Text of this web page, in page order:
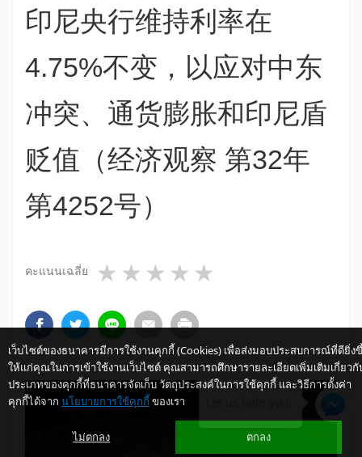
印尼央行维持利率在
4.75%不变，以应对中东
冲突、通货膨胀和印尼盾
贬值（经济观察 第32年
第4252号）
คะแนนเฉลี่ย 4 stars
3 stars
2 stars
1 star
เว็บไซต์ของธนาคารมีการใช้งานคุกกี้ (Cookies) เพื่อส่งมอบประสบการณ์ที่ดียิ่ง
ให้แก่คุณในการเข้าใช้งานเว็บไซต์ คุณสามารถศึกษารายละเอียดเพิ่มเติมเกี่ยวกั
ประเภทของคุกกี้ที่ธนาคารจัดเก็บ วัตถุประสงค์ในการใช้คุกกี้ และวิธีการตั้งค่า
คุกกี้ได้จาก นโยบายการใช้คุกกี้ ของเรา
ไม่ตกลง ตกลง